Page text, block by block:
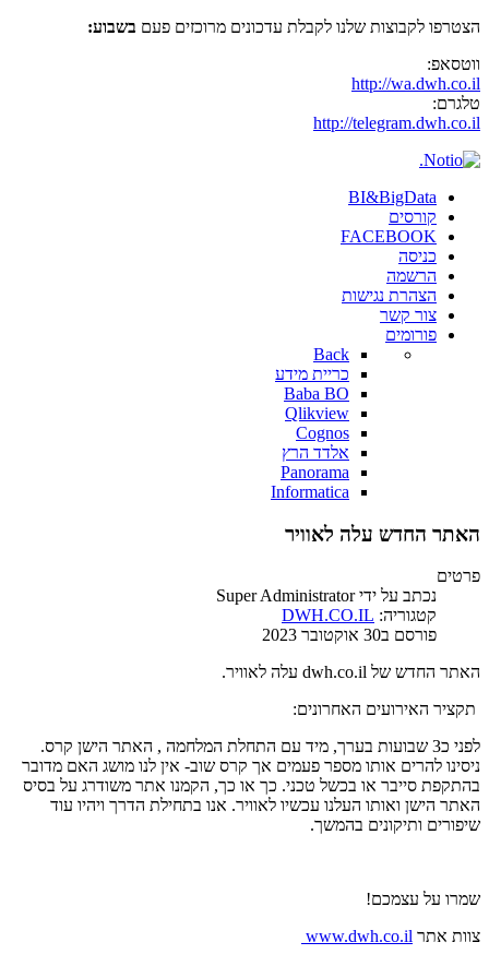
הצטרפו לקבוצות שלנו לקבלת עדכונים מרוכזים פעם בשבוע:
ווטסאפ:
http://wa.dwh.co.il
טלגרם:
http://telegram.dwh.co.il
BI&BigData
קורסים
FACEBOOK
כניסה
הרשמה
הצהרת נגישות
צור קשר
פורומים
Back
כריית מידע
Baba BO
Qlikview
Cognos
אלדד הרץ
Panorama
Informatica
האתר החדש עלה לאוויר
פרטים
נכתב על ידיSuper Administrator
קטגוריה: DWH.CO.IL
פורסם ב30 אוקטובר 2023
האתר החדש של dwh.co.il עלה לאוויר.
תקציר האירועים האחרונים:
לפני כ3 שבועות בערך, מיד עם התחלת המלחמה , האתר הישן קרס.
ניסינו להרים אותו מספר פעמים אך קרס שוב- אין לנו מושג האם מדובר
בהתקפת סייבר או בכשל טכני. כך או כך, הקמנו אתר משודרג על בסיס
האתר הישן ואותו העלנו עכשיו לאוויר. אנו בתחילת הדרך ויהיו עוד
שיפורים ותיקונים בהמשך.
שמרו על עצמכם!
צוות אתר www.dwh.co.il